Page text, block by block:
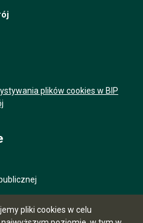
pliki cookies w celu
plików cookies w BIP